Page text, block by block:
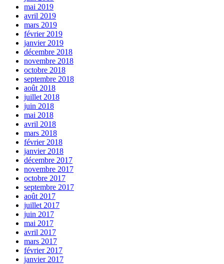
mai 2019
avril 2019
mars 2019
février 2019
janvier 2019
décembre 2018
novembre 2018
octobre 2018
septembre 2018
août 2018
juillet 2018
juin 2018
mai 2018
avril 2018
mars 2018
février 2018
janvier 2018
décembre 2017
novembre 2017
octobre 2017
septembre 2017
août 2017
juillet 2017
juin 2017
mai 2017
avril 2017
mars 2017
février 2017
janvier 2017